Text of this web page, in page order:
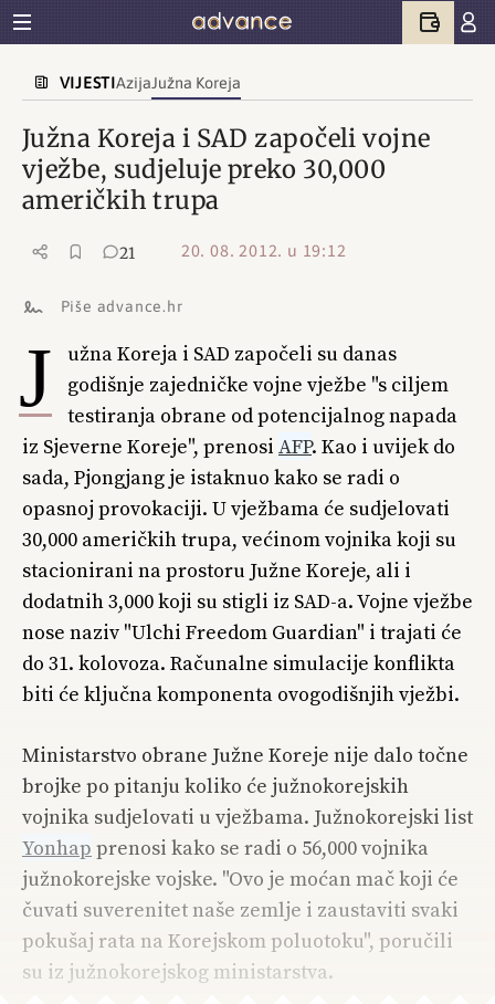
VIJESTIAzijaJužna Koreja
Južna Koreja i SAD započeli vojne
vježbe, sudjeluje preko 30,000
američkih trupa
21 20. 08. 2012. u 19:12
Piše advance.hr
J
užna Koreja i SAD započeli su danas
godišnje zajedničke vojne vježbe "s ciljem
testiranja obrane od potencijalnog napada
iz Sjeverne Koreje", prenosi AFP. Kao i uvijek do
sada, Pjongjang je istaknuo kako se radi o
opasnoj provokaciji. U vježbama će sudjelovati
30,000 američkih trupa, većinom vojnika koji su
stacionirani na prostoru Južne Koreje, ali i
dodatnih 3,000 koji su stigli iz SAD-a. Vojne vježbe
nose naziv "Ulchi Freedom Guardian" i trajati će
do 31. kolovoza. Računalne simulacije konflikta
biti će ključna komponenta ovogodišnjih vježbi.
Ministarstvo obrane Južne Koreje nije dalo točne
brojke po pitanju koliko će južnokorejskih
vojnika sudjelovati u vježbama. Južnokorejski list
Yonhap prenosi kako se radi o 56,000 vojnika
južnokorejske vojske. "Ovo je moćan mač koji će
čuvati suverenitet naše zemlje i zaustaviti svaki
pokušaj rata na Korejskom poluotoku", poručili
su iz južnokorejskog ministarstva.